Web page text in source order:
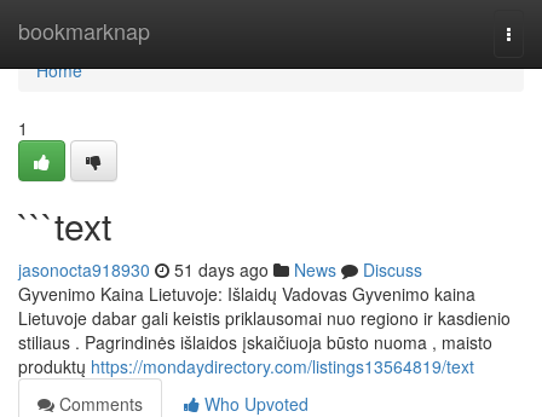
bookmarknap
Home
Home
1
```text
jasonocta918930 51 days ago News
Discuss
Gyvenimo Kaina Lietuvoje: Išlaidų Vadovas Gyvenimo kaina
Lietuvoje dabar gali keistis priklausomai nuo regiono ir kasdienio
stiliaus . Pagrindinės išlaidos įskaičiuoja būsto nuoma , maisto
produktų https://mondaydirectory.com/listings13564819/text
Comments
Who Upvoted